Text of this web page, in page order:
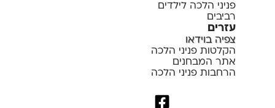
פניני הלכה לילדים
רביבים
עזרים
צפיה בוידאו
הקלטות פניני הלכה
אתר המבחנים
הרחבות פניני הלכה